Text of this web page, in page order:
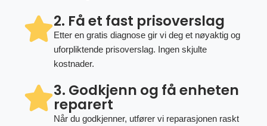
2. Få et fast prisoverslag
Etter en gratis diagnose gir vi deg et nøyaktig og
uforpliktende prisoverslag. Ingen skjulte
kostnader.
3. Godkjenn og få enheten
reparert
Når du godkjenner, utfører vi reparasjonen raskt